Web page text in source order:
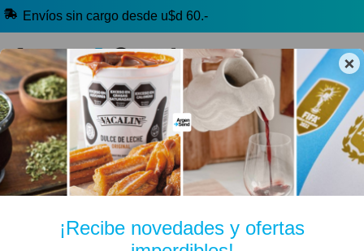
×
¡Recibe novedades y ofertas
Envíos sin cargo desde u$d 60.-
🔥 Alfajores y Golosinas
🧉 Clásicos argentinos 🏷️ Todas las categorías